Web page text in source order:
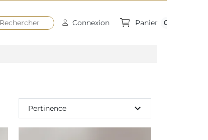
Connexion Panier 0
Pertinence expand_more